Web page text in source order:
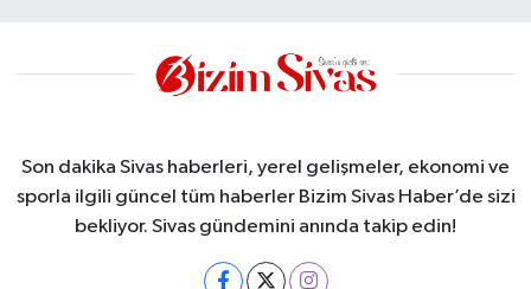
Son dakika Sivas haberleri, yerel gelişmeler, ekonomi ve
sporla ilgili güncel tüm haberler Bizim Sivas Haber’de sizi
bekliyor. Sivas gündemini anında takip edin!